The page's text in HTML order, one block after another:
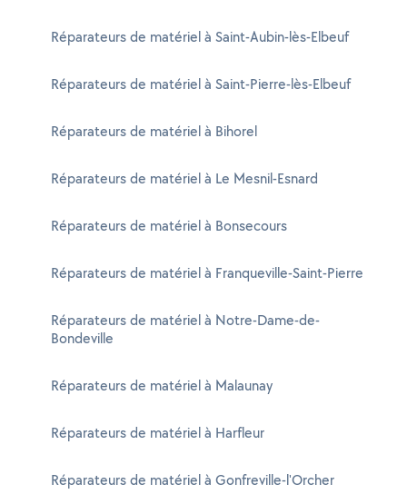
Réparateurs de matériel à Saint-Aubin-lès-Elbeuf
Réparateurs de matériel à Saint-Pierre-lès-Elbeuf
Réparateurs de matériel à Bihorel
Réparateurs de matériel à Le Mesnil-Esnard
Réparateurs de matériel à Bonsecours
Réparateurs de matériel à Franqueville-Saint-Pierre
Réparateurs de matériel à Notre-Dame-de-
Bondeville
Réparateurs de matériel à Malaunay
Réparateurs de matériel à Harfleur
Réparateurs de matériel à Gonfreville-l'Orcher